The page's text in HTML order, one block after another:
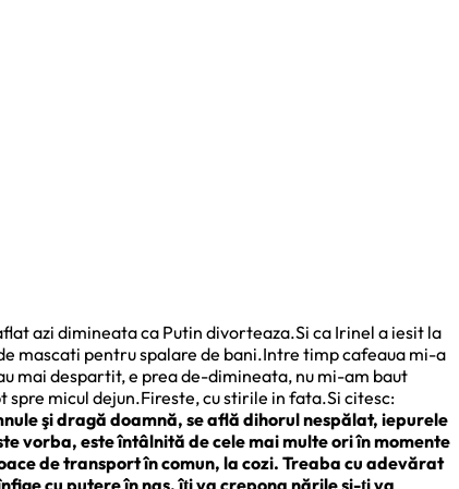
azi dimineata ca Putin divorteaza.Si ca Irinel a iesit la
mascati pentru spalare de bani.Intre timp cafeaua mi-a
mai despartit, e prea de-dimineata, nu mi-am baut
micul dejun.Fireste, cu stirile in fata.Si citesc:
şi dragă doamnă, se află dihorul nespălat, iepurele
vorba, este întâlnită de cele mai multe ori în momente
de transport în comun, la cozi. Treaba cu adevărat
cu putere în nas, îţi va crepona nările şi-ţi va